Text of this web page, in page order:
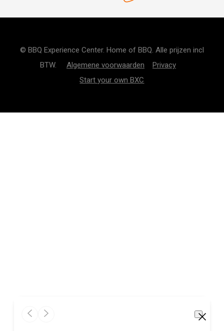
© BBQ Experience Center. Home of BBQ. Alle prijzen incl
BTW. Algemene voorwaarden
Privacy
Start your own BXC